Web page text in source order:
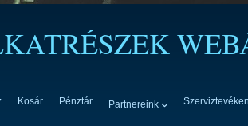
Kosár Pénztár Partnereink